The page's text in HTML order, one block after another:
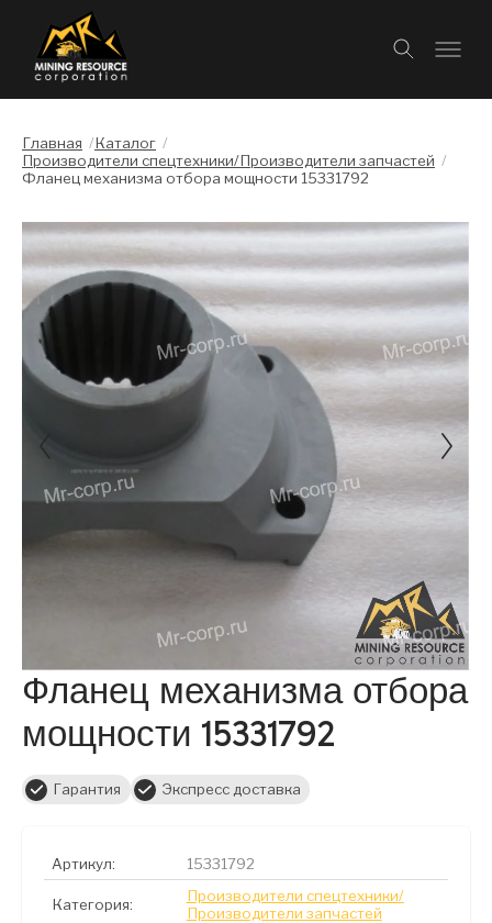
Главная /Каталог /
Производители спецтехники/Производители запчастей /
Фланец механизма отбора мощности 15331792
Слайдшоу
Фланец механизма отбора
мощности 15331792
Гарантия Экспресс доставка
Артикул: 15331792
Категория:
Производители спецтехники/
Производители запчастей